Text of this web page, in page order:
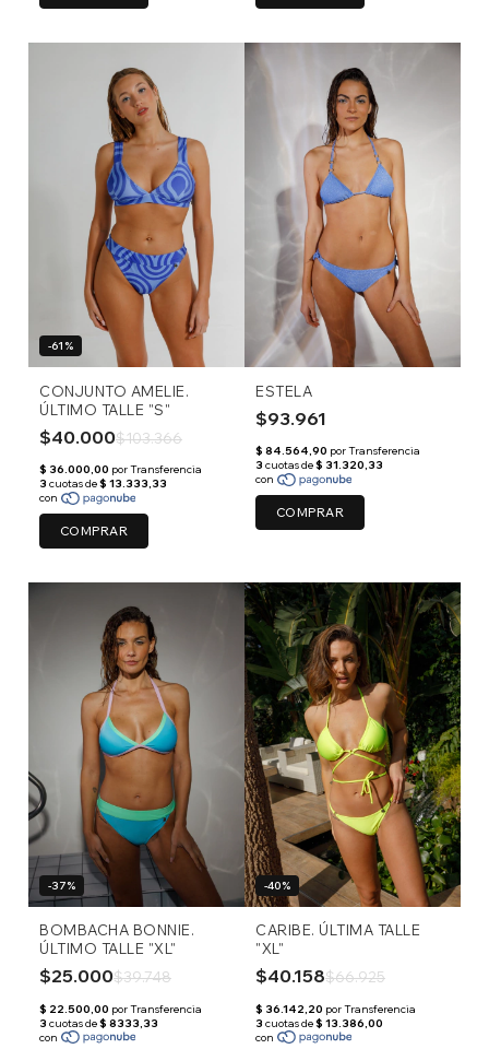
-61%
CONJUNTO AMELIE.
ÚLTIMO TALLE "S"
$40.000$103.366
COMPRAR
ESTELA
$93.961
COMPRAR
-37%
BOMBACHA BONNIE.
ÚLTIMO TALLE "XL"
$25.000$39.748
-40%
CARIBE. ÚLTIMA TALLE
"XL"
$40.158$66.925